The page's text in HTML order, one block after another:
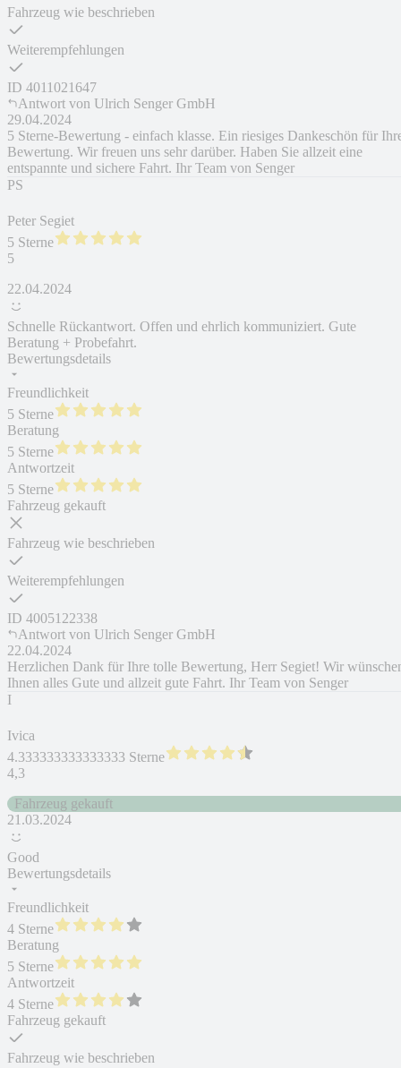
Fahrzeug wie beschrieben
Weiterempfehlungen
ID 4011021647
Antwort von Ulrich Senger GmbH
29.04.2024
5 Sterne-Bewertung - einfach klasse. Ein riesiges Dankeschön für
Bewertung. Wir freuen uns sehr darüber. Haben Sie allzeit eine
entspannte und sichere Fahrt. Ihr Team von Senger
PS
Peter Segiet
5 Sterne
5
22.04.2024
Schnelle Rückantwort. Offen und ehrlich kommuniziert. Gute
Beratung + Probefahrt.
Bewertungsdetails
Freundlichkeit
5 Sterne
Beratung
5 Sterne
Antwortzeit
5 Sterne
Fahrzeug gekauft
Fahrzeug wie beschrieben
Weiterempfehlungen
ID 4005122338
Antwort von Ulrich Senger GmbH
22.04.2024
Herzlichen Dank für Ihre tolle Bewertung, Herr Segiet! Wir
Ihnen alles Gute und allzeit gute Fahrt. Ihr Team von Senger
I
Ivica
4.333333333333333 Sterne
4,3
Fahrzeug gekauft
21.03.2024
Good
Bewertungsdetails
Freundlichkeit
4 Sterne
Beratung
5 Sterne
Antwortzeit
4 Sterne
Fahrzeug gekauft
Fahrzeug wie beschrieben